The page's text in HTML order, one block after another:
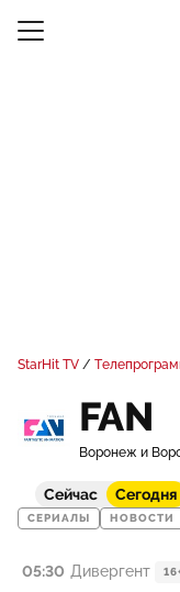
StarHit TV
FAN
Воронеж и
Сейчас Сегодня
СЕРИАЛЫ НОВОСТИ
05:30 Дивергент